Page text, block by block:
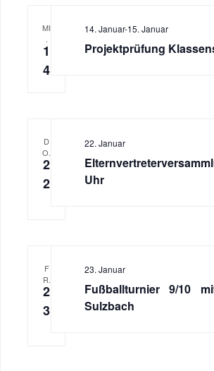
MI
1
4
Projektprüfung
14. Januar-15. Januar
D
O.
2
2
Uhr
22. Januar
F
R.
2
3
Fußballturnier 9/10
Sulzbach
23. Januar